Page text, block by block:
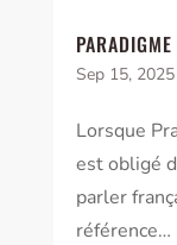
Sep 15, 2025
Lorsque
est obligé
parler
référence…